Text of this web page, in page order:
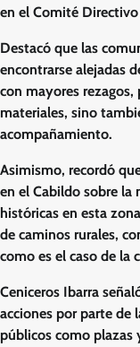
en el Comité
Destacó que las
encontrarse alejadas
con mayores
materiales, sino
acompañamiento.
Asimismo, recordó
en el Cabildo sobre la
históricas en esta
de caminos rurales,
como es el caso de la
Ceniceros Ibarra
acciones por parte de
públicos como plazas